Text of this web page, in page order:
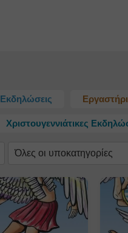
Εκδηλώσεις
Χριστουγεννιάτικες
Όλες οι υποκατηγορίες